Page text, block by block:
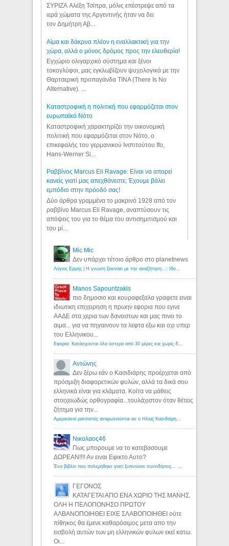
ΣΥΡΙΖΑ Αλέξη Τσίπρα, μόλις επέστρεψε από τα
ιερά χώματα της Αργεντινής ήταν να δει
τον Δημήτρη Αβ...
Αίμα και δάκρυα πλέον η εναλλακτική για την
χώρα, αλλά ο μόνος δρόμος προς την ελευθερία!
Εγχώριο ολιγαρχικό σύστημα και ξένοι
τοκογλύφοι, μας εγκλωβίζουν ψυχολογικά με την
Θαρτσερική προπαγάνδα TINA (There Is No
Alternative). ...
Καταστροφική η πολιτική που εφαρμόζεται στον
ευρωπαϊκό Νότο
Καταστροφική χαρακτηρίζει την οικονομική
πολιτική που εφαρμόζεται στον Νότο, ο
επικεφαλής του γερμανικού Ινστιτούτου Ifo,
Hans-Werner Si...
Ραββίνος Marcus Eli Ravage: Είναι να απορεί
κανείς γιατί μας απεχθάνεστε; Έχουμε βάλει
εμπόδιο στην πρόοδό σας!
Δύο άρθρα γραμμένα το μακρινό 1928 από τον
ραββίνο Marcus Eli Ravage, αναπτύσουν τις
απόψεις του για το θέμα του αντισημιτισμού και
του μί...
Mic Mic
Δεν υπάρχει τέτοιο άρθρο στο planetnews
Λόγιος Ερμής | Η γνώση ξεκινάει με την αναζήτηση...: Ιδού οι 18 που χρωστούν 11 δις ευρώ!
Manos Sapountzakis
πιο δημοσιο και κουραφεξαλα γραφετε ειναι
ιδιωτικη επιχειρηση η πρωην εφορια που εγινε
ΑΑΔΕ στα χερια των δανειστων και μας πινει το
αιμα... για να πηγαινουν τα λεφτα εξω και οχι υπερ
του Ελληνικου...
Εφορία: Κατάσχονται όλα ύστερα από 30 μέρες και χωρίς δικαστικές αποφάσεις - Λόγιος Ερμής
Αντώνης
Δεν ξέρω εάν ο Κασιδιάρης προέρχεται από
πρόσμιξη διαφορετικών φυλών, αλλά τα δικά σου
ελληνικά είναι για κλάματα. Κοίτα να μάθεις
στοιχειωδώς ορθογραφία...τουλάχιστον όταν θέτεις
ζήτημα για την...
Αμερικανοί ρατσιστές αναρωτιούνται αν ο Ηλίας Κασιδιάρης ανήκει στη λευκή φυλή... - Λόγιος Ερμής
Νικολαος46
Πως μπορουμε να το κατεβασουμε
ΔΩΡΕΑΝ!!!! Αν ειναι Εφικτο Αυτο?
Ένα βιβλίο που πολεμήθηκε γιατί ξυπνούσε συνειδήσεις... - Λόγιος Ερμής | Η γνώση ξεκινάει με την αναζήτηση...
ΓΕΓΟΝΟΣ
ΚΑΤΑΓΕΤΑΙ ΑΠΟ ΕΝΑ ΧΩΡΙΟ ΤΗΣ ΜΑΝΗΣ.
ΟΛΗ Η ΠΕΛΟΠΟΝΗΣΟ ΠΡΩΤΟΥ
ΑΛΒΑΝΟΠΟΙΗΘΕΙ ΕΙΧΕ ΣΛΑΒΟΠΟΙΗΘΕΙ ούτε
πίθηκος θα έμενε καθαρόαιμος μετα απο την
εισβολή αυτών των μη ελληνικών φυλων εκεί κατω.
Οι...